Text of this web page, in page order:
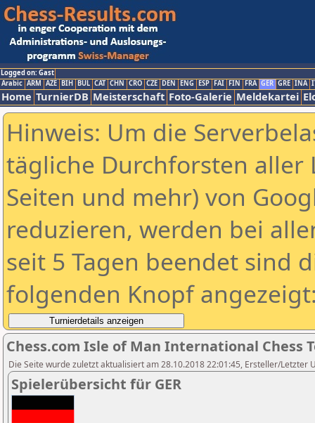
Logged on: Gast
Arabic ARM AZE BIH BUL CAT CHN CRO CZE DEN ENG ESP FAI FIN FRA GER GRE INA
Home TurnierDB Meisterschaft Foto-Galerie Meldekartei
Hinweis: Um die
tägliche Durchforsten aller
Seiten und mehr) von
reduzieren, werden bei
seit 5 Tagen beendet sind
folgenden Knopf
Chess.com Isle of Man International Chess
Die Seite wurde zuletzt aktualisiert am 28.10.2018 22:01:45, Ersteller/Letzter
Spielerübersicht für GER